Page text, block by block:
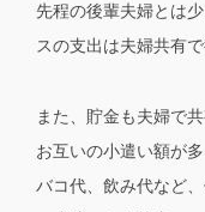
先程の後輩夫婦とは
スの支出は夫婦共有
また、貯金も夫婦で
お互いの小遣い額が
バコ代、飲み代など